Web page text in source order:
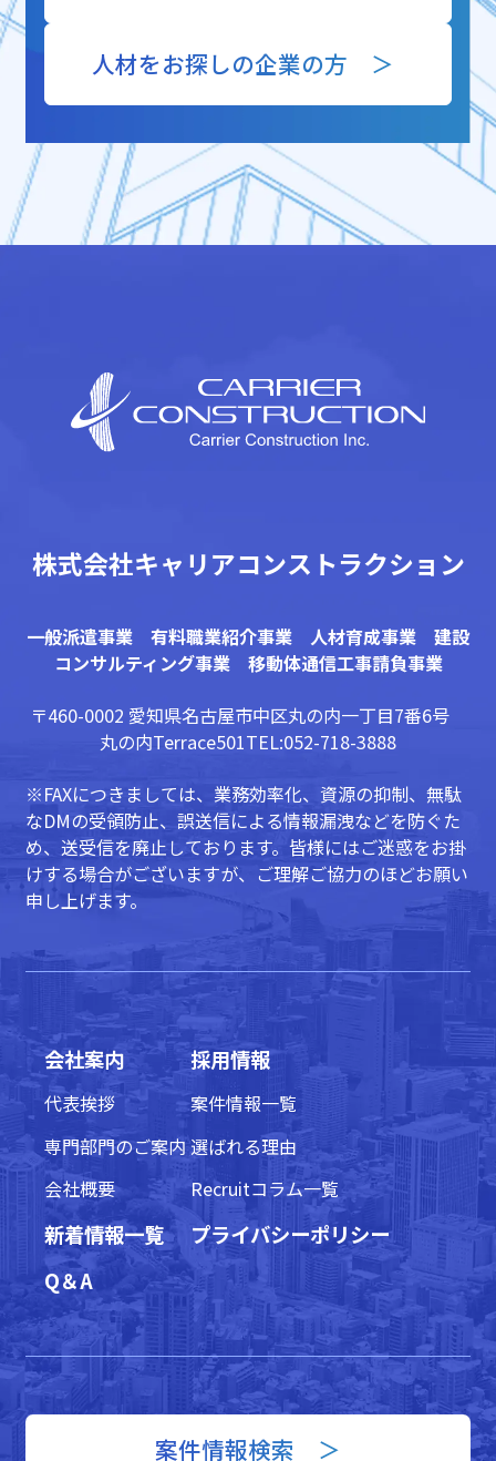
人材をお探しの企業の方 ＞
株式会社キャリアコンストラクション
一般派遣事業 有料職業紹介事業 人材育成事業 建設
コンサルティング事業 移動体通信工事請負事業
〒460-0002 愛知県名古屋市中区丸の内一丁目7番6号
丸の内Terrace501TEL:052-718-3888
※FAXにつきましては、業務効率化、資源の抑制、無駄
なDMの受領防止、誤送信による情報漏洩などを防ぐた
め、送受信を廃止しております。皆様にはご迷惑をお掛
けする場合がございますが、ご理解ご協力のほどお願い
申し上げます。
会社案内
代表挨拶
専門部門のご案内
会社概要
新着情報一覧
Q＆A
採用情報
案件情報一覧
選ばれる理由
Recruitコラム一覧
プライバシーポリシー
案件情報検索 ＞